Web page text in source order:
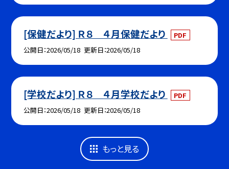
[保健だより] Ｒ８ ４月保健だより
PDF
公開日 2026/05/18 更新日 2026/05/18
[学校だより] Ｒ８ ４月学校だより
PDF
公開日 2026/05/18 更新日 2026/05/18
もっと見る